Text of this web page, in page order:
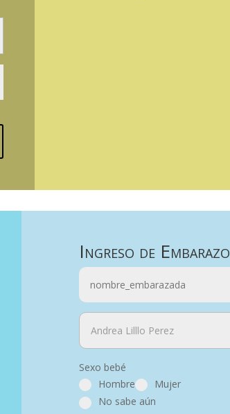
Ingreso de Embarazo
Sexo bebé
Hombre
Mujer
No sabe aún